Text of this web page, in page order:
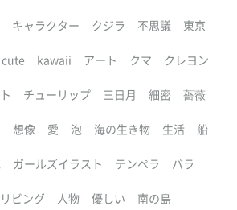
キャラクター クジラ 不思議 東京
cute kawaii アート クマ クレヨン
チューリップ 三日月 細密 薔薇
想像 愛 泡 海の生き物 生活 船
ガールズイラスト テンペラ バラ
リビング 人物 優しい 南の島